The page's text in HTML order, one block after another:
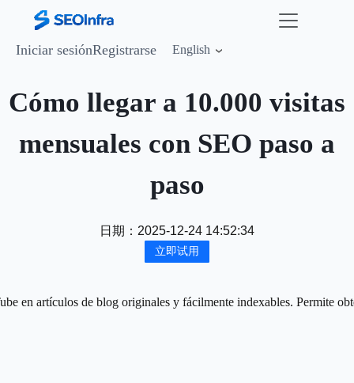
Iniciar sesiónRegistrarse English
Cómo llegar a 10.000 visitas
mensuales con SEO paso a
paso
日期： 2025-12-24 14:52:34
立即试用
artículos de blog originales y fácilmente indexables.